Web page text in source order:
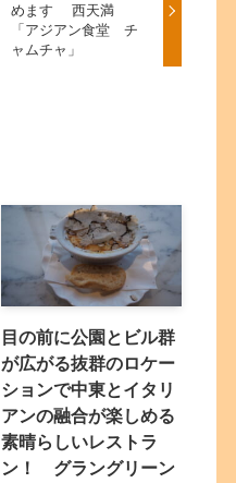
めます 西天満
「アジアン食堂 チ
ャムチャ」
目の前に公園とビル群
が広がる抜群のロケー
ションで中東とイタリ
アンの融合が楽しめる
素晴らしいレストラ
ン！ グラングリーン